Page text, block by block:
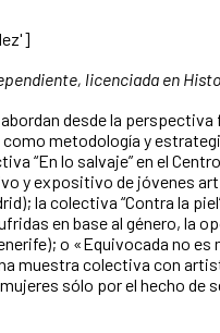
licenciada en
desde la perspectiva
metodología y
“En lo salvaje” en el
y expositivo de jóvenes
la colectiva “Contra la
en base al género, la
o «Equivocada no es
muestra colectiva con
sólo por el hecho de